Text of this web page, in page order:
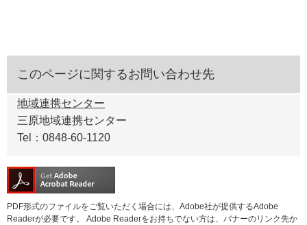
このページに関するお問い合わせ先
地域連携センター
三原地域連携センター
Tel：0848-60-1120
PDF形式のファイルをご覧いただく場合には、Adobe社が提供するAdobe
Readerが必要です。
Adobe Readerをお持ちでない方は、バナーのリンク先か